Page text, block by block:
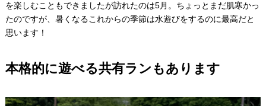
を楽しむこともできましたが訪れたのは5月。ちょっとまだ肌寒かっ
たのですが、暑くなるこれからの季節は水遊びをするのに最高だと
思います！
本格的に遊べる共有ランもあります